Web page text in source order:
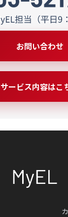
お問い合わせ
サービス内容はこ